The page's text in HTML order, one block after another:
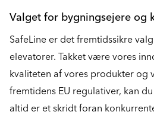
Valget for bygningsejere og
SafeLine er det fremtidssikre
elevatorer. Takket være vores
kvaliteten af vores produkter og
fremtidens EU regulativer, kan
altid er et skridt foran